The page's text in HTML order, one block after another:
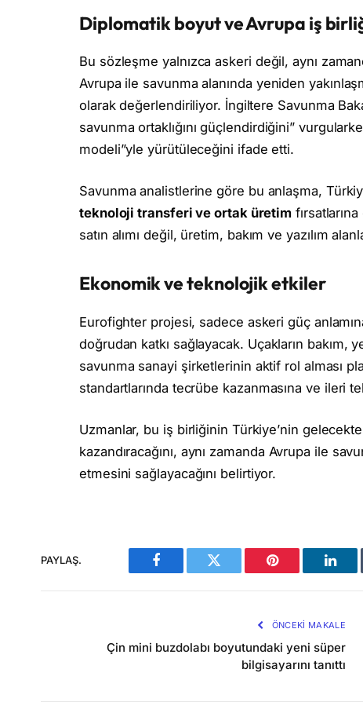
Diplomatik boyut ve Avrupa iş
Bu sözleşme yalnızca askeri değil, aynı
Avrupa ile savunma alanında yeniden
olarak değerlendiriliyor. İngiltere Savunma
savunma ortaklığını güçlendirdiğini”
modeli”yle yürütüleceğini ifade etti.
Savunma analistlerine göre bu anlaşma,
teknoloji transferi ve ortak üretim
satın alımı değil, üretim, bakım ve yazılım
Ekonomik ve teknolojik etkiler
Eurofighter projesi, sadece askeri güç
doğrudan katkı sağlayacak. Uçakların
savunma sanayi şirketlerinin aktif rol alması
standartlarında tecrübe kazanmasına ve ileri
Uzmanlar, bu iş birliğinin Türkiye’nin
kazandıracağını, aynı zamanda Avrupa ile
etmesini sağlayacağını belirtiyor.
PAYLAŞ.
Facebook Twitter Pinterest
ÖNCEKI MAKALE
Çin mini buzdolabı boyutundaki yeni süper
bilgisayarını tanıttı